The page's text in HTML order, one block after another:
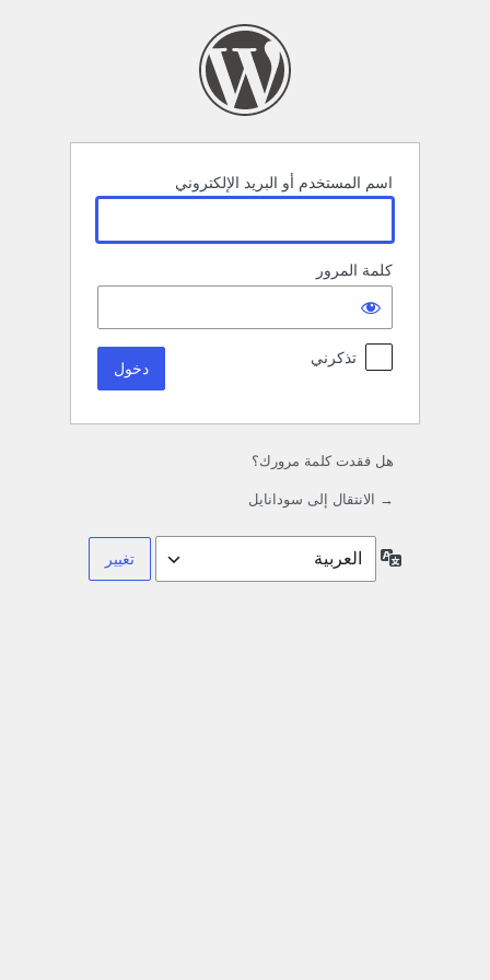
اسم المستخدم أو البريد الإلكتروني
كلمة المرور
تذكرني
هل فقدت كلمة مرورك؟
→ الانتقال إلى سودانايل
اللغة